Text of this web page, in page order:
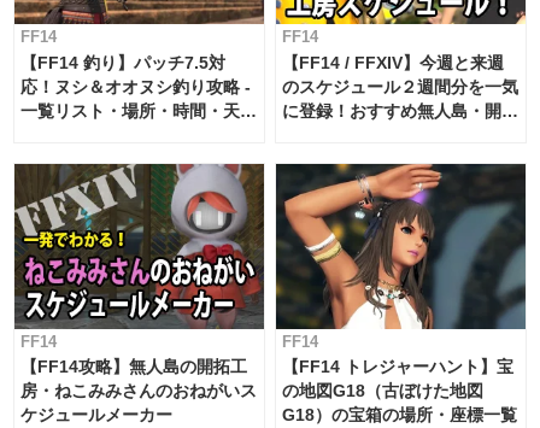
FF14
【FF14 釣り】パッチ7.5対
応！ヌシ＆オオヌシ釣り攻略 -
一覧リスト・場所・時間・天
FF14
【FF14 / FFXIV】今週と来週
のスケジュール２週間分を一気
に登録！おすすめ無人島・開拓
FF14
【FF14攻略】無人島の開拓工
房・ねこみみさんのおねがいス
ケジュールメーカー
FF14
【FF14 トレジャーハント】宝
の地図G18（古ぼけた地図
G18）の宝箱の場所・座標一覧